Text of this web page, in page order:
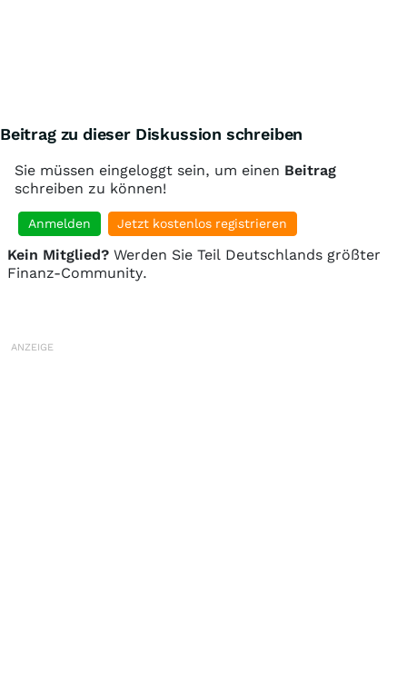
Beitrag zu dieser Diskussion schreiben
Sie müssen eingeloggt sein, um einen Beitrag
schreiben zu können!
Anmelden Jetzt kostenlos registrieren
Kein Mitglied? Werden Sie Teil Deutschlands größter
Finanz-Community.